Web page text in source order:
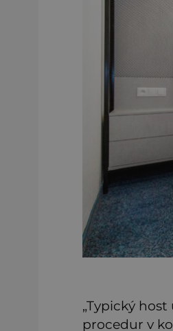
„Typický
procedur v